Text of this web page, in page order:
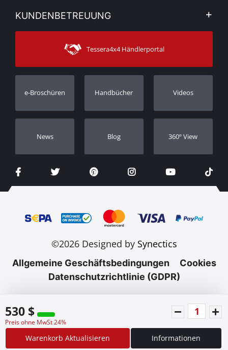
530 $
Preis ohne MwSt 24%
Warenkorb Aktualisieren Informationen
Sehen Sie unsere Nachrichten
Sitemap
Mein Konto
Versandarten
KUNDENBETREUUNG
Kontakt
Kundendienst
Bestellung verfolgen
Händler
Tessera4x4 Händlerportal
e-Broschüren Handbücher Videos
Νews Blog 360º View
©2026 Designed by Synectics
Allgemeine Geschäftsbedingungen
Cookies
Datenschutzrichtlinie (GDPR)